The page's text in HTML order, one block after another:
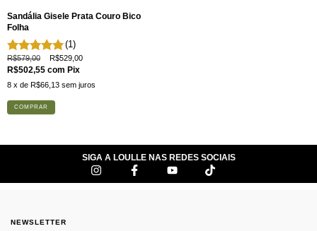
Sandália Gisele Prata Couro Bico
Folha
(1)
R$579,00 R$529,00
R$502,55 com Pix
8 x de R$66,13 sem juros
COMPRAR
SIGA A LOULLE NAS REDES SOCIAIS
NEWSLETTER